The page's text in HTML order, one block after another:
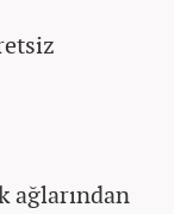
ağlarından